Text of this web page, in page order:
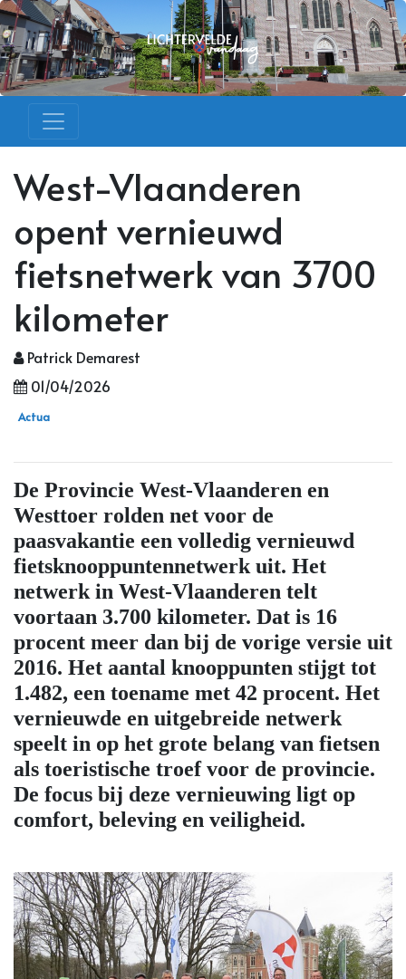
West-Vlaanderen
opent vernieuwd
fietsnetwerk van 3700
kilometer
Patrick Demarest
01/04/2026
Actua
De Provincie West-Vlaanderen en
Westtoer rolden net voor de
paasvakantie een volledig vernieuwd
fietsknooppuntennetwerk uit. Het
netwerk in West-Vlaanderen telt
voortaan 3.700 kilometer. Dat is 16
procent meer dan bij de vorige versie uit
2016. Het aantal knooppunten stijgt tot
1.482, een toename met 42 procent. Het
vernieuwde en uitgebreide netwerk
speelt in op het grote belang van fietsen
als toeristische troef voor de provincie.
De focus bij deze vernieuwing ligt op
comfort, beleving en veiligheid.